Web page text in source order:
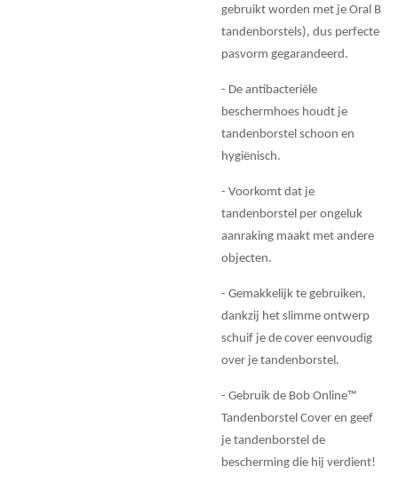
gebruikt worden met je Oral B
tandenborstels), dus perfecte
pasvorm gegarandeerd.
- De antibacteriële
beschermhoes houdt je
tandenborstel schoon en
hygiënisch.
- Voorkomt dat je
tandenborstel per ongeluk
aanraking maakt met andere
objecten.
- Gemakkelijk te gebruiken,
dankzij het slimme ontwerp
schuif je de cover eenvoudig
over je tandenborstel.
- Gebruik de Bob Online™
Tandenborstel Cover en geef
je tandenborstel de
bescherming die hij verdient!